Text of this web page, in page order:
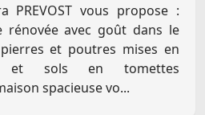
PREVOST vous propose :
rénovée avec goût dans le
et poutres mises en
et sols en tomettes
spacieuse vo...